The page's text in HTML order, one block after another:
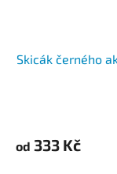
Skicák černého
od 333 Kč